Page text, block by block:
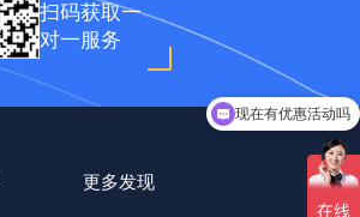
扫码获取一
对一服务
更多发现
现在有优惠活动吗